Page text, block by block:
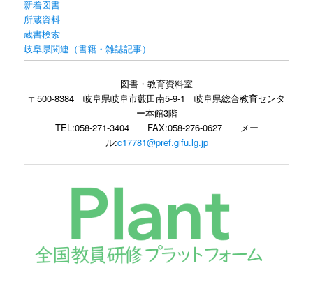
ン
ツ
移
新着図書
所蔵資料
蔵書検索
岐阜県関連（書籍・雑誌記事）
図書・教育資料室
〒500-8384 岐阜県岐阜市藪田南5-9-1 岐阜県総合教育センタ
ー本館3階
TEL:058-271-3404 FAX:058-276-0627 メー
ル:c17781@pref.gifu.lg.jp